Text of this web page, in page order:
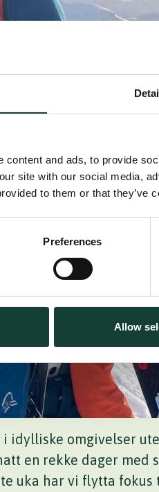
content and ads, to provide
site with our social media,
to them or that
Preferences
Allow
idylliske omgivelser
en rekke dager med
uka har vi flytta